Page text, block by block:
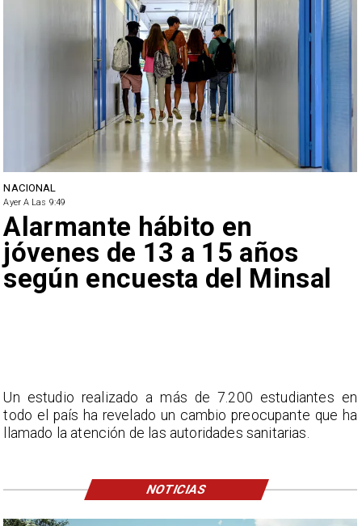
NACIONAL
Ayer A Las 9:49
Alarmante hábito en
jóvenes de 13 a 15 años
según encuesta del Minsal
Un estudio realizado a más de 7.200 estudiantes en
todo el país ha revelado un cambio preocupante que ha
llamado la atención de las autoridades sanitarias.
NOTICIAS